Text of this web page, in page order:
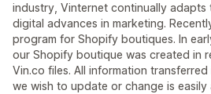
industry, Vinternet continually
digital advances in marketing.
program for Shopify boutiques. In
our Shopify boutique was created in
Vin.co files. All information
we wish to update or change is easily